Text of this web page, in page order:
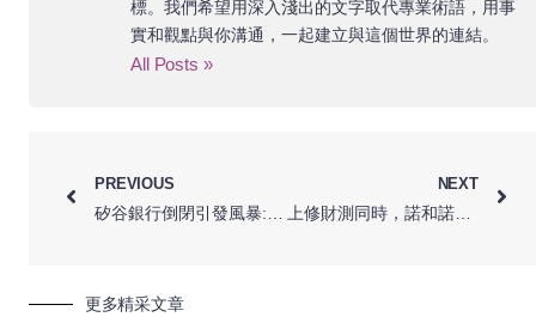
標。我們希望用深入淺出的文字取代專業術語，用事
實和觀點與你溝通，一起建立與這個世界的連結。
All Posts »
PREVIOUS NEXT
上修財測同時，諾和諾德斥資 13 億美元收購 KBP Bioscience 心血管藥物
更多精采文章